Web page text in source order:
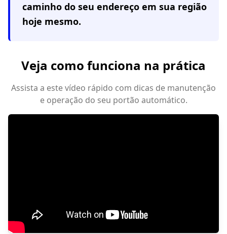
caminho do seu endereço em sua região
hoje mesmo.
Veja como funciona na prática
Assista a este vídeo rápido com dicas de manutenção
e operação do seu portão automático.